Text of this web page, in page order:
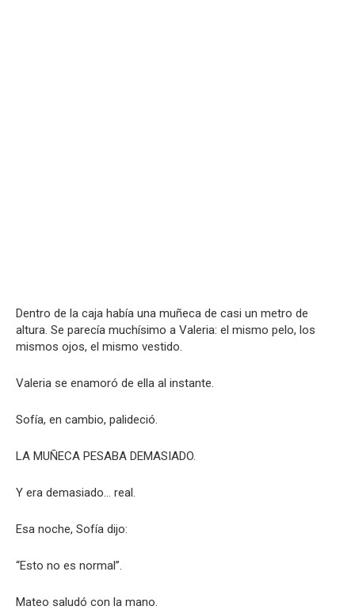
Dentro de la caja había una muñeca de casi un metro de
altura. Se parecía muchísimo a Valeria: el mismo pelo, los
mismos ojos, el mismo vestido.
Valeria se enamoró de ella al instante.
Sofía, en cambio, palideció.
LA MUÑECA PESABA DEMASIADO.
Y era demasiado… real.
Esa noche, Sofía dijo:
“Esto no es normal”.
Mateo saludó con la mano.